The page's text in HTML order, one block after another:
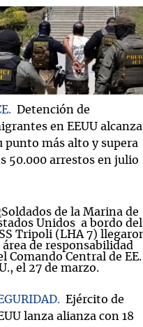
Detención de
en EEUU alcanza
punto más alto y supera
50.000 arrestos en julio
Ejército de
lanza alianza con 18